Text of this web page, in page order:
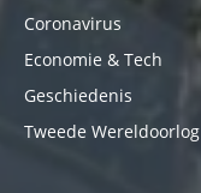
Coronavirus
Economie & Tech
Geschiedenis
Tweede Wereldoorlog